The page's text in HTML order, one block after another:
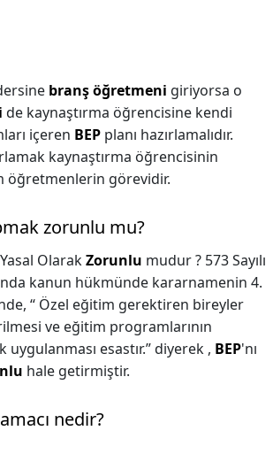
branş öğretmeni giriyorsa o
de kaynaştırma öğrencisine kendi
içeren BEP planı hazırlamalıdır.
kaynaştırma öğrencisinin
öğretmenlerin görevidir.
zorunlu mu?
Yasal OlarakZorunlu mudur ? 573 Sayılı
kanun hükmünde kararnamenin 4.
“ Özel eğitim gerektiren bireyler
ve eğitim programlarının
esastır.” diyerek , BEP'nı
hale getirmiştir.
nedir?